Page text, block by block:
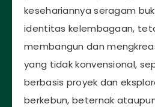
kesehariannya seragam
identitas kelembagaan,
membangun dan
yang tidak konvensional,
berbasis proyek dan
berkebun, beternak